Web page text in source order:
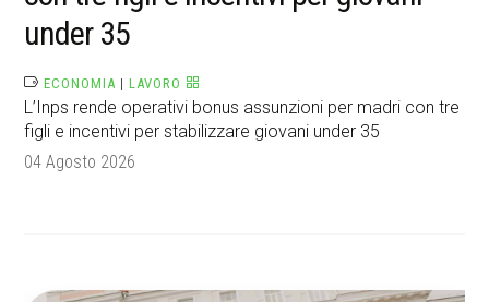
under 35
ECONOMIA |LAVORO
L’Inps rende operativi bonus assunzioni per madri con tre
figli e incentivi per stabilizzare giovani under 35
04 Agosto 2026